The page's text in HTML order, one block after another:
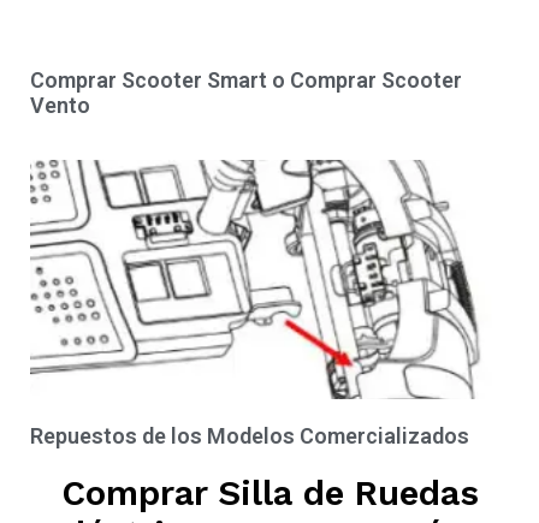
Comprar Scooter Smart o Comprar Scooter
Vento
Repuestos de los Modelos Comercializados
Comprar Silla de Ruedas